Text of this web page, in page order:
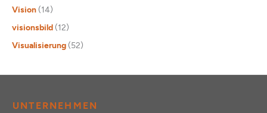
Vision (14)
visionsbild (12)
Visualisierung (52)
UNTERNEHMEN